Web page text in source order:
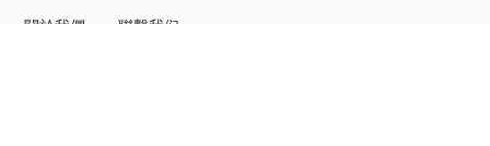
關於我們 聯繫我们